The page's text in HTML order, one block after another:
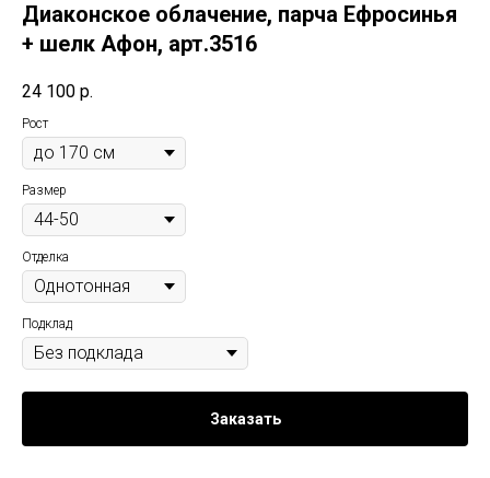
Диаконское облачение, парча Ефросинья
+ шелк Афон, арт.3516
24 100 р.
Рост
Размер
Отделка
Подклад
Заказать